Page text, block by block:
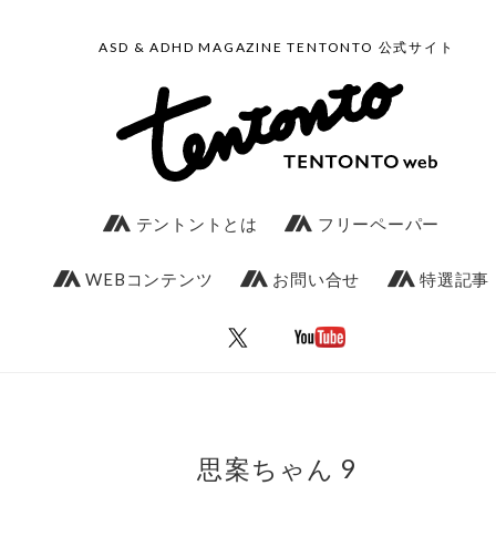
ASD & ADHD MAGAZINE TENTONTO 公式サイト
テントントとは フリーペーパー
WEBコンテンツ お問い合せ 特選記事
思案ちゃん 9